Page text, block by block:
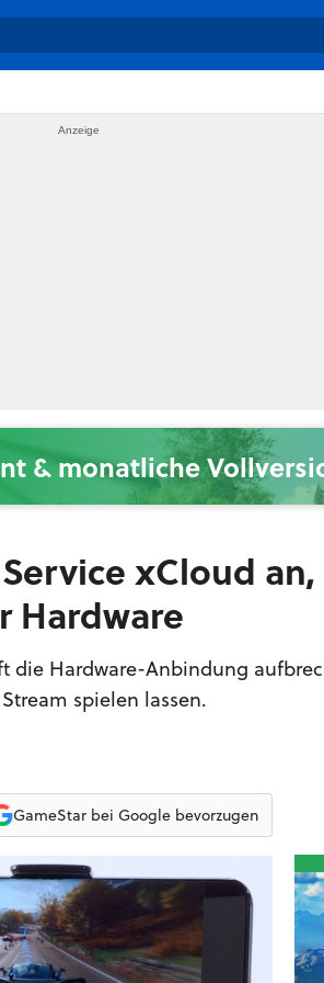
& monatliche
xCloud an,
Hardware
die Hardware-Anbindung
spielen lassen.
GameStar bei Google bevorzugen